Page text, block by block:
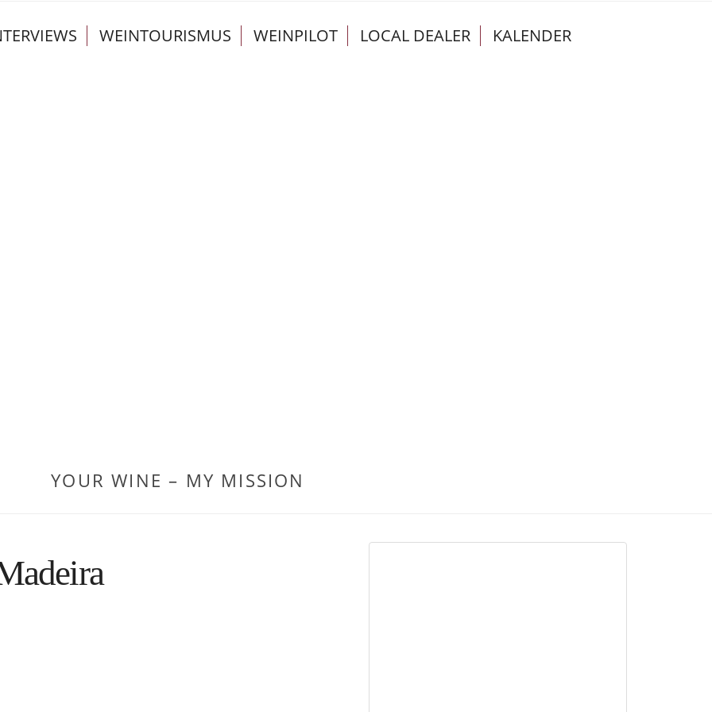
WEINTOURISMUS WEINPILOT LOCAL DEALER KALENDER
YOUR WINE – MY MISSION